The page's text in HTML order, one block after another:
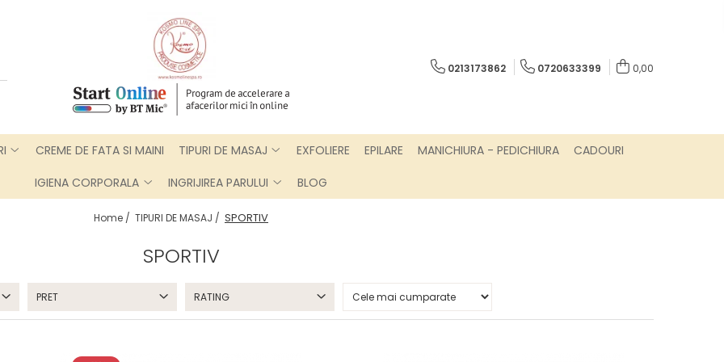
0213173862 0720633399 0,00
CREME DE FATA SI MAINI TIPURI DE MASAJ EXFOLIERE EPILARE MANICHIURA - PEDICHIURA
CADOURI
IGIENA CORPORALA
INGRIJIREA PARULUI BLOG
Home / TIPURI DE MASAJ / SPORTIV
SPORTIV
PRET RATING